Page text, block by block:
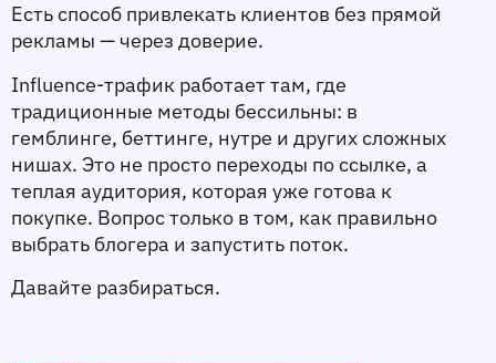
Есть способ привлекать клиентов без прямой
рекламы — через доверие.
Influence-трафик работает там, где
традиционные методы бессильны: в
гемблинге, беттинге, нутре и других сложных
нишах. Это не просто переходы по ссылке, а
теплая аудитория, которая уже готова к
покупке. Вопрос только в том, как правильно
выбрать блогера и запустить поток.
Давайте разбираться.